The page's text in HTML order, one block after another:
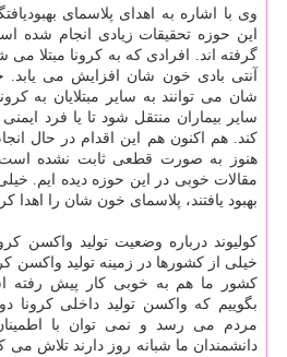
وی با اشاره به اهدای پلاسمای
این حوزه تحقیقات زیادی انجام شده
گرفته اند. افرادی که به کرونا مبتلا
آنتی بادی خون شان افزایش می یابد.
شان می توانند به سایر مبتلایان به
سایر بیماران منتقل شود تا یا فرد ایمنی
کند. هم اکنون هم این اقدام در حال
هنوز به صورت قطعی ثابت نشده
مقالات خوبی در این حوزه دیده ایم.
بهبود یافتند، پلاسمای خون شان را اهدا
کولیوند درباره وضعیت تولید واکسن
خیلی از کشورها در زمینه تولید واکسن
کشور ما هم به خوبی کار پیش رفته
بگوییم که واکسن تولید داخلی
مردم می رسد و نمی توان با
دانشمندان ما شبانه روز دارند تلاش می